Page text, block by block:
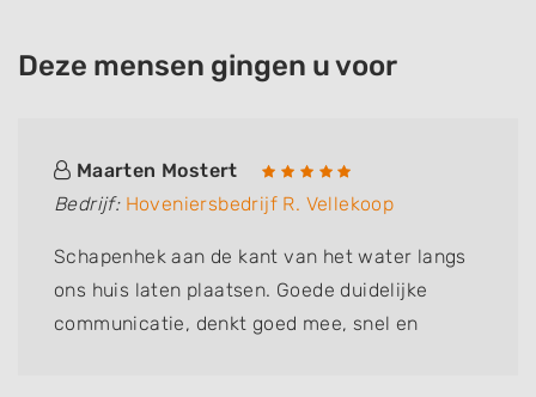
Deze mensen gingen u voor
Maarten Mostert
Bedrijf: Hoveniersbedrijf R. Vellekoop
Schapenhek aan de kant van het water langs
ons huis laten plaatsen. Goede duidelijke
communicatie, denkt goed mee, snel en